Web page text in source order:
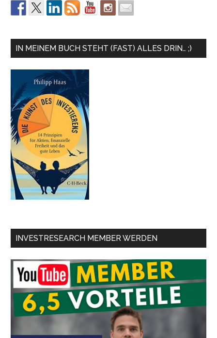
IN MEINEM BUCH STEHT (FAST) ALLES DRIN… ;)
INVESTRESEARCH MEMBER WERDEN